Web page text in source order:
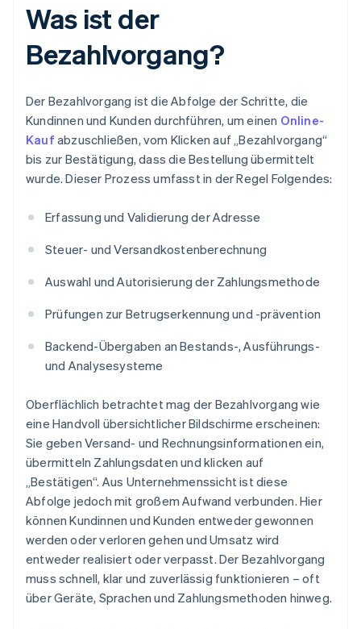
Was ist der
Bezahlvorgang?
Der Bezahlvorgang ist die Abfolge der Schritte, die
Kundinnen und Kunden durchführen, um einen Online-
Kauf abzuschließen, vom Klicken auf „Bezahlvorgang“
bis zur Bestätigung, dass die Bestellung übermittelt
wurde. Dieser Prozess umfasst in der Regel Folgendes:
Erfassung und Validierung der Adresse
Steuer- und Versandkostenberechnung
Auswahl und Autorisierung der Zahlungsmethode
Prüfungen zur Betrugserkennung und -prävention
Backend-Übergaben an Bestands-, Ausführungs-
und Analysesysteme
Oberflächlich betrachtet mag der Bezahlvorgang wie
eine Handvoll übersichtlicher Bildschirme erscheinen:
Sie geben Versand- und Rechnungsinformationen ein,
übermitteln Zahlungsdaten und klicken auf
„Bestätigen“. Aus Unternehmenssicht ist diese
Abfolge jedoch mit großem Aufwand verbunden. Hier
können Kundinnen und Kunden entweder gewonnen
werden oder verloren gehen und Umsatz wird
entweder realisiert oder verpasst. Der Bezahlvorgang
muss schnell, klar und zuverlässig funktionieren – oft
über Geräte, Sprachen und Zahlungsmethoden hinweg.